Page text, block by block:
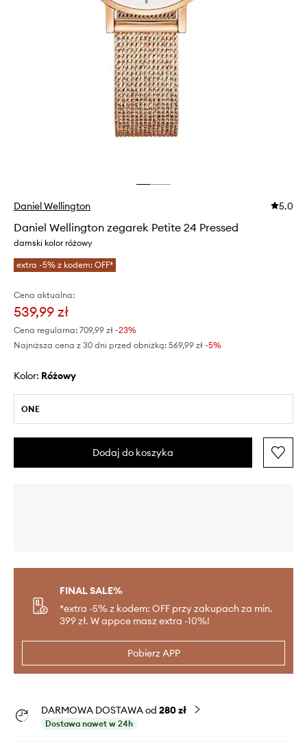
Daniel Wellington 5.0
Daniel Wellington zegarek Petite 24 Pressed
damski kolor różowy
extra -5% z kodem: OFF*
Cena aktualna:
539,99 zł
Cena regularna: 709,99 zł -23%
Najniższa cena z 30 dni przed obniżką: 569,99 zł -5%
Kolor: różowy
ONE
Dodaj do koszyka
FINAL SALE%
*extra -5% z kodem: OFF przy zakupach za min.
399 zł. W appce masz extra -10%!
Pobierz APP
DARMOWA DOSTAWA od 280 zł
Dostawa nawet w 24h